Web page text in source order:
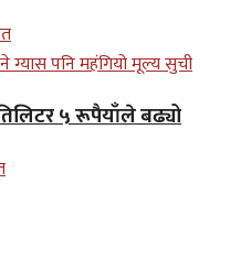
५ रूपैयाँले बढ्यो